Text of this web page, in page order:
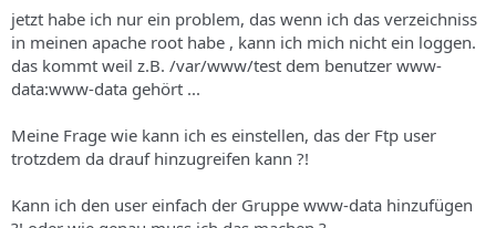
a
s
jetzt habe ich nur ein problem, das wenn ich das verzeichniss
in meinen apache root habe , kann ich mich nicht ein loggen.
das kommt weil z.B. /var/www/test dem benutzer www-
data:www-data gehört ...
Meine Frage wie kann ich es einstellen, das der Ftp user
trotzdem da drauf hinzugreifen kann ?!
Kann ich den user einfach der Gruppe www-data hinzufügen